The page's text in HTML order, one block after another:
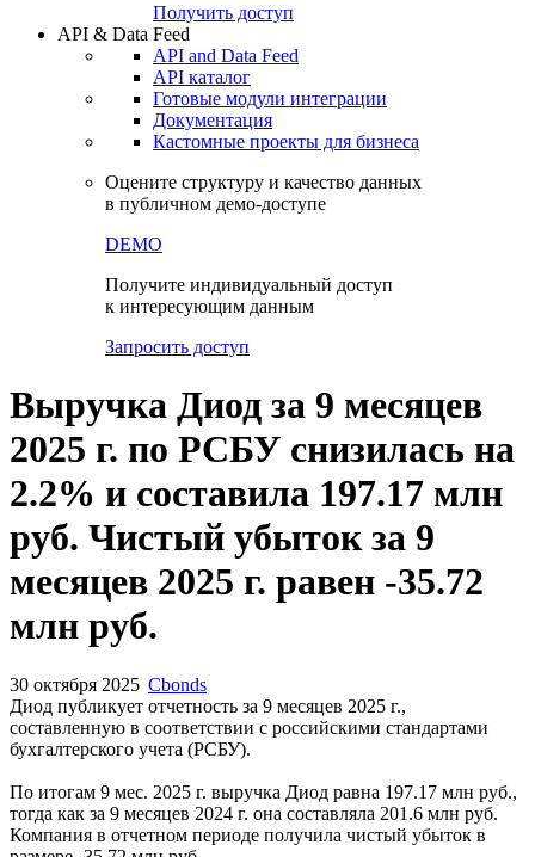
Получить доступ
API & Data Feed
API and Data Feed
API каталог
Готовые модули интеграции
Документация
Кастомные проекты для бизнеса
Оцените структуру и качество данных
в публичном демо-доступе
DEMO
Получите индивидуальный доступ
к интересующим данным
Запросить доступ
Выручка Диод за 9 месяцев
2025 г. по РСБУ снизилась на
2.2% и составила 197.17 млн
руб. Чистый убыток за 9
месяцев 2025 г. равен -35.72
млн руб.
30 октября 2025 Cbonds
Диод публикует отчетность за 9 месяцев 2025 г.,
составленную в соответствии с российскими стандартами
бухгалтерского учета (РСБУ).
По итогам 9 мес. 2025 г. выручка Диод равна 197.17 млн руб.,
тогда как за 9 месяцев 2024 г. она составляла 201.6 млн руб.
Компания в отчетном периоде получила чистый убыток в